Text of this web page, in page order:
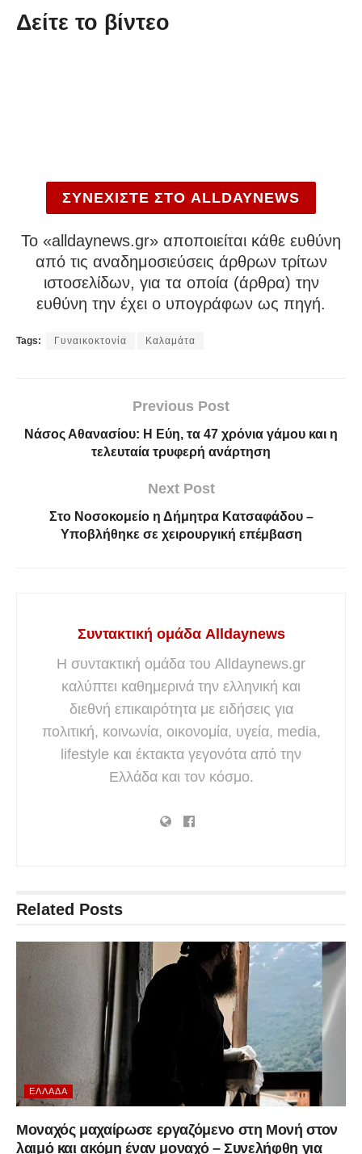
Δείτε το βίντεο
ΣΥΝΕΧΙΣΤΕ ΣΤΟ ALLDAYNEWS
To «alldaynews.gr» αποποιείται κάθε ευθύνη
από τις αναδημοσιεύσεις άρθρων τρίτων
ιστοσελίδων, για τα οποία (άρθρα) την
ευθύνη την έχει ο υπογράφων ως πηγή.
Tags: Γυναικοκτονία Καλαμάτα
Previous Post
Νάσος Αθανασίου: Η Εύη, τα 47 χρόνια γάμου και η
τελευταία τρυφερή ανάρτηση
Next Post
Στο Νοσοκομείο η Δήμητρα Κατσαφάδου –
Υποβλήθηκε σε χειρουργική επέμβαση
Συντακτική ομάδα Alldaynews
Η συντακτική ομάδα του Alldaynews.gr
καλύπτει καθημερινά την ελληνική και
διεθνή επικαιρότητα με ειδήσεις για
πολιτική, κοινωνία, οικονομία, υγεία, media,
lifestyle και έκτακτα γεγονότα από την
Ελλάδα και τον κόσμο.
Related Posts
ΕΛΛΆΔΑ
Μοναχός μαχαίρωσε εργαζόμενο στη Μονή στον
λαιμό και ακόμη έναν μοναχό – Συνελήφθη για